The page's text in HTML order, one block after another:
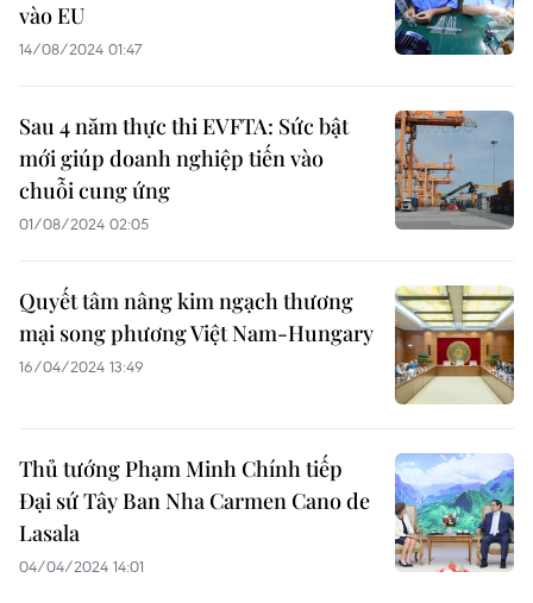
vào EU
14/08/2024 01:47
Sau 4 năm thực thi EVFTA: Sức bật
mới giúp doanh nghiệp tiến vào
chuỗi cung ứng
01/08/2024 02:05
Quyết tâm nâng kim ngạch thương
mại song phương Việt Nam-Hungary
16/04/2024 13:49
Thủ tướng Phạm Minh Chính tiếp
Đại sứ Tây Ban Nha Carmen Cano de
Lasala
04/04/2024 14:01